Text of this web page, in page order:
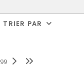
TRIER PAR
99